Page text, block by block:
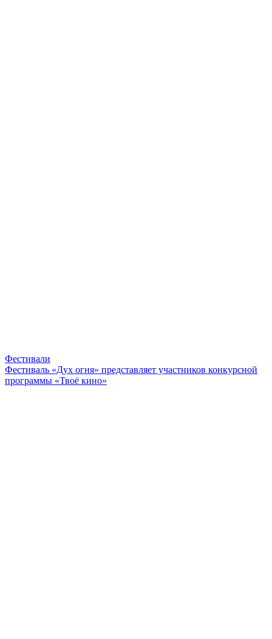
Фестивали
Фестиваль «Дух огня» представляет участников конкурсной
программы «Твоё кино»